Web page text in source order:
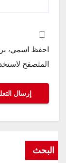
احفظ اسمي،
المتصفح
البحث